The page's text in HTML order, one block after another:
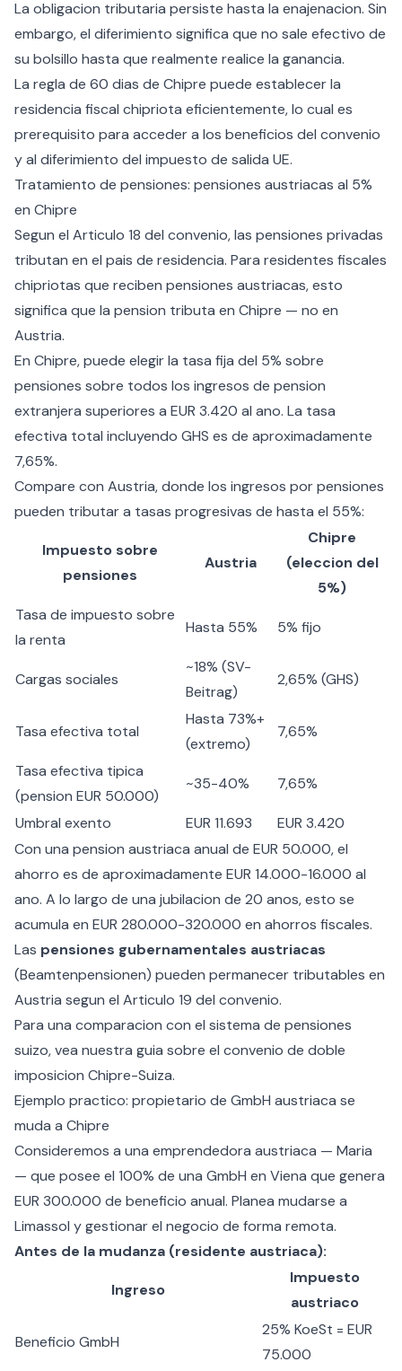
La obligacion tributaria persiste hasta la enajenacion. Sin
embargo, el diferimiento significa que no sale efectivo de
su bolsillo hasta que realmente realice la ganancia.
La regla de 60 dias de Chipre puede establecer la
residencia fiscal chipriota eficientemente, lo cual es
prerequisito para acceder a los beneficios del convenio
y al diferimiento del impuesto de salida UE.
Tratamiento de pensiones: pensiones austriacas al 5%
en Chipre
Segun el Articulo 18 del convenio, las pensiones privadas
tributan en el pais de residencia. Para residentes fiscales
chipriotas que reciben pensiones austriacas, esto
significa que la pension tributa en Chipre — no en
Austria.
En Chipre, puede elegir la tasa fija del 5% sobre
pensiones sobre todos los ingresos de pension
extranjera superiores a EUR 3.420 al ano. La tasa
efectiva total incluyendo GHS es de aproximadamente
7,65%.
Compare con Austria, donde los ingresos por pensiones
pueden tributar a tasas progresivas de hasta el 55%:
Impuesto sobre
pensiones
Austria
Chipre
(eleccion del
5%)
Tasa de impuesto sobre
la renta
Hasta 55% 5% fijo
Cargas sociales
~18% (SV-
Beitrag)
2,65% (GHS)
Tasa efectiva total
Hasta 73%+
(extremo)
7,65%
Tasa efectiva tipica
(pension EUR 50.000)
~35-40% 7,65%
Umbral exento EUR 11.693
EUR 3.420
Con una pension austriaca anual de EUR 50.000, el
ahorro es de aproximadamente EUR 14.000-16.000 al
ano. A lo largo de una jubilacion de 20 anos, esto se
acumula en EUR 280.000-320.000 en ahorros fiscales.
Las pensiones gubernamentales austriacas
(Beamtenpensionen) pueden permanecer tributables en
Austria segun el Articulo 19 del convenio.
Para una comparacion con el sistema de pensiones
suizo, vea nuestra guia sobre el convenio de doble
imposicion Chipre-Suiza.
Ejemplo practico: propietario de GmbH austriaca se
muda a Chipre
Consideremos a una emprendedora austriaca — Maria
— que posee el 100% de una GmbH en Viena que genera
EUR 300.000 de beneficio anual. Planea mudarse a
Limassol y gestionar el negocio de forma remota.
Antes de la mudanza (residente austriaca):
Ingreso
Impuesto
austriaco
Beneficio GmbH
25% KoeSt = EUR
75.000